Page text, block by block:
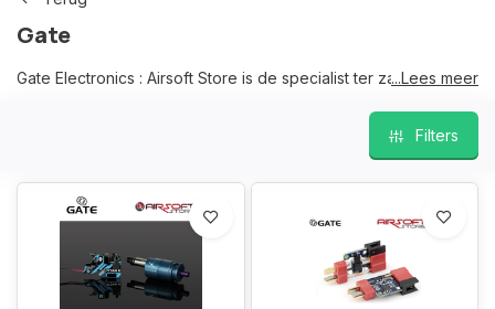
Gate
Gate Electronics : Airsoft Store is de specialist ter zake voor al
courant gamma op stock in onze fysieke winkel te Oostkamp.
voor u paraat bij al uw vragen en helpen u graag verder voor
onderhoud, herstellingen en upgrades.
Wij garanderen de beste prijzen
...Lees meer
Filters